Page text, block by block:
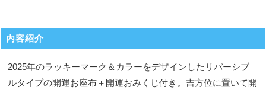
内容紹介
2025年のラッキーマーク＆カラーをデザインしたリバーシブ
ルタイプの開運お座布＋開運おみくじ付き。吉方位に置いて開